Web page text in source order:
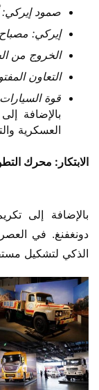
صمود
إيركي:
الخروج من
التعاون
قوة
بالإضافة
العسكرية
الابتكار: محرك
الذكي لتشكيل